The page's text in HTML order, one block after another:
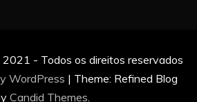
- Todos os direitos reservados
WordPress | Theme: Refined Blog
Candid Themes.